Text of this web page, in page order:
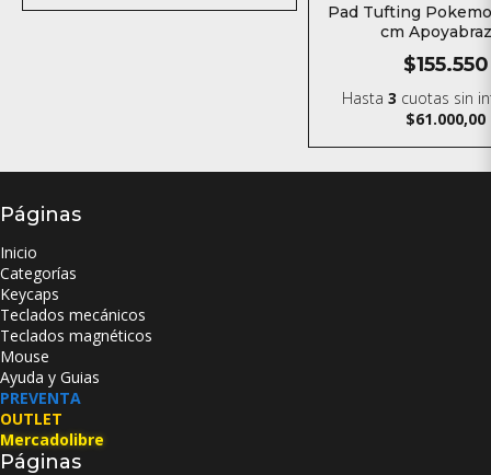
Pad Tufting
cm
$155.550
Hasta3 cuotas sin
$61.000,00
Páginas
Inicio
Categorías
Keycaps
Teclados mecánicos
Teclados magnéticos
Mouse
Ayuda y Guias
PREVENTA
OUTLET
Mercadolibre
Páginas